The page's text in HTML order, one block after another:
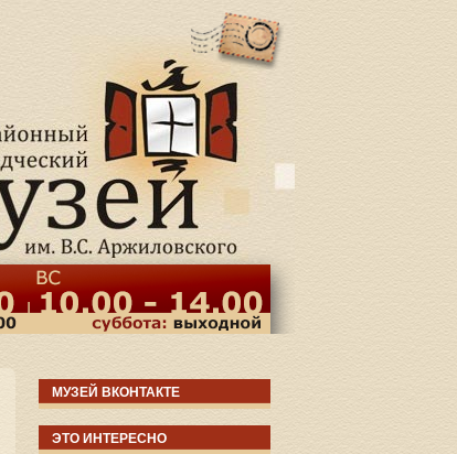
МУЗЕЙ ВКОНТАКТЕ
ЭТО ИНТЕРЕСНО